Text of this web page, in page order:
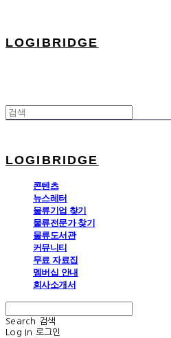
LOGIBRIDGE
LOGIBRIDGE
콘텐츠
뉴스레터
물류기업 찾기
물류전문가 찾기
물류도서관
커뮤니티
무료 자료집
멤버십 안내
회사소개서
Search
검색
Log In 로그인